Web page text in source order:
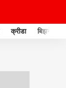
क्रीडा बिझनेस